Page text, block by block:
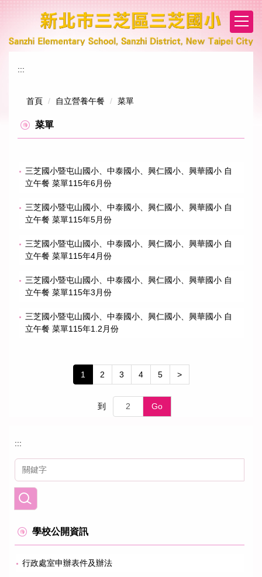
要
:::
首頁 自立營養午餐 菜單
菜單
三芝國小暨屯山國小、中泰國小、興仁國小、興華國小 自
立午餐 菜單115年6月份
三芝國小暨屯山國小、中泰國小、興仁國小、興華國小 自
立午餐 菜單115年5月份
三芝國小暨屯山國小、中泰國小、興仁國小、興華國小 自
立午餐 菜單115年4月份
三芝國小暨屯山國小、中泰國小、興仁國小、興華國小 自
立午餐 菜單115年3月份
三芝國小暨屯山國小、中泰國小、興仁國小、興華國小 自
立午餐 菜單115年1.2月份
1 2 3 4 5 >
到 Go
:::
學校公開資訊
行政處室申辦表件及辦法